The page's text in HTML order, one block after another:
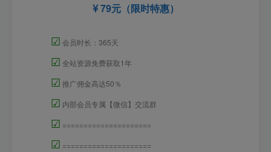
79元（限时特惠）
☑ 会员时长：365天
☑ 全站资源免费获取1年
☑ 推广佣金高达50％
☑ 内部会员专属【微信】交流群
☑ =====================
☑ =====================